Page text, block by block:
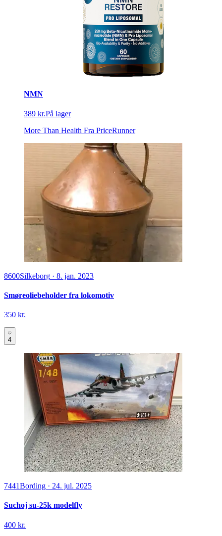
NMN
389 kr.På lager
More Than Health Fra PriceRunner
8600Silkeborg · 8. jan. 2023
Smøreoliebeholder fra lokomotiv
350 kr.
4
7441Bording · 24. jul. 2025
Suchoj su-25k modelfly
400 kr.